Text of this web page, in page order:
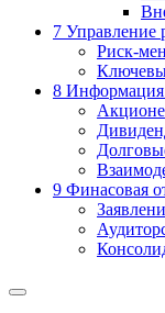
7 Управление
Риск-
8 Информация
9 Финасовая